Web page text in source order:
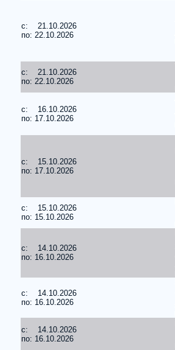
c: 21.10.2026
по: 22.10.2026
c: 21.10.2026
по: 22.10.2026
c: 16.10.2026
по: 17.10.2026
c: 15.10.2026
по: 17.10.2026
c: 15.10.2026
по: 15.10.2026
c: 14.10.2026
по: 16.10.2026
c: 14.10.2026
по: 16.10.2026
c: 14.10.2026
по: 16.10.2026